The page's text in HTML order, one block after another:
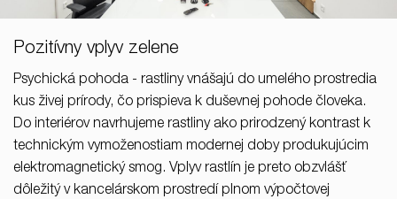
Pozitívny vplyv zelene
Psychická pohoda - rastliny vnášajú do umelého prostredia
kus živej prírody, čo prispieva k duševnej pohode človeka.
Do interiérov navrhujeme rastliny ako prirodzený kontrast k
technickým vymoženostiam modernej doby produkujúcim
elektromagnetický smog. Vplyv rastlín je preto obzvlášť
dôležitý v kancelárskom prostredí plnom výpočtovej